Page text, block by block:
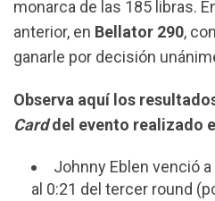
monarca de las 185 libras.
anterior, en Bellator 290,
ganarle por decisión
Observa aquí los
Carddel evento realizado
Johnny Eblen venció a
al 0:21 del tercer round